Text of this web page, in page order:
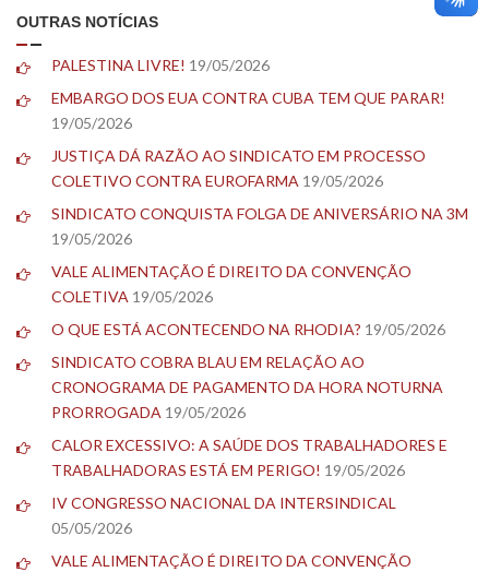
OUTRAS NOTÍCIAS
PALESTINA LIVRE! 19/05/2026
EMBARGO DOS EUA CONTRA CUBA TEM QUE PARAR!
19/05/2026
JUSTIÇA DÁ RAZÃO AO SINDICATO EM PROCESSO
COLETIVO CONTRA EUROFARMA 19/05/2026
SINDICATO CONQUISTA FOLGA DE ANIVERSÁRIO NA 3M
19/05/2026
VALE ALIMENTAÇÃO É DIREITO DA CONVENÇÃO
COLETIVA 19/05/2026
O QUE ESTÁ ACONTECENDO NA RHODIA? 19/05/2026
SINDICATO COBRA BLAU EM RELAÇÃO AO
CRONOGRAMA DE PAGAMENTO DA HORA NOTURNA
PRORROGADA 19/05/2026
CALOR EXCESSIVO: A SAÚDE DOS TRABALHADORES E
TRABALHADORAS ESTÁ EM PERIGO! 19/05/2026
IV CONGRESSO NACIONAL DA INTERSINDICAL
05/05/2026
VALE ALIMENTAÇÃO É DIREITO DA CONVENÇÃO